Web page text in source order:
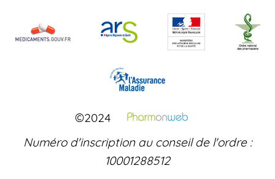
©2024
Numéro d'inscription au conseil de l'ordre :
10001288512